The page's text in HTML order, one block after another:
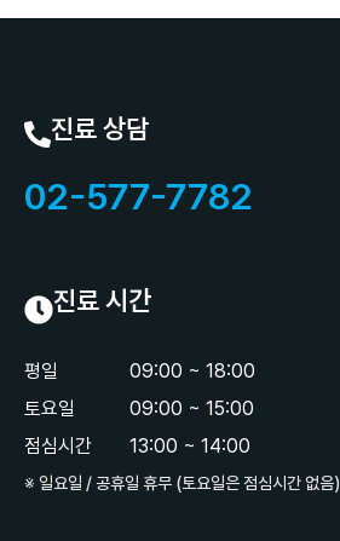
진료 상담
02-577-7782
진료 시간
평일
토요일
점심시간
09:00 ~ 18:00
09:00 ~ 15:00
13:00 ~ 14:00
※ 일요일 / 공휴일 휴무 (토요일은 점심시간 없음)